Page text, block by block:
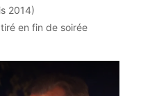
2014)
en fin de soirée